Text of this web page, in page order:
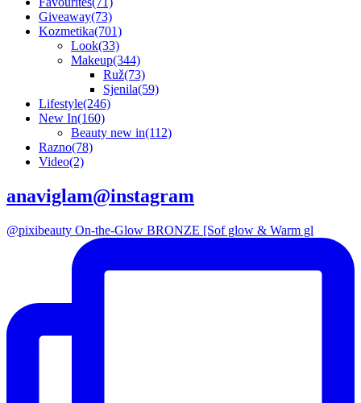
Giveaway(73)
Kozmetika(701)
Look(33)
Makeup(344)
Ruž(73)
Sjenila(59)
Lifestyle(246)
New In(160)
Beauty new in(112)
Razno(78)
Video(2)
anaviglam@instagram
@pixibeauty On-the-Glow BRONZE [Sof glow & Warm gl